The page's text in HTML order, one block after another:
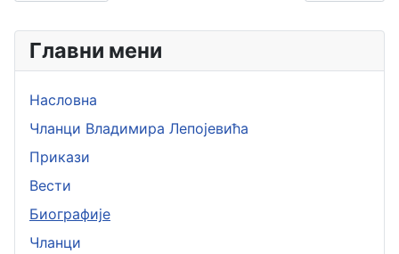
Главни мени
Насловна
Чланци Владимира Лепојевића
Прикази
Вести
Биографије
Чланци